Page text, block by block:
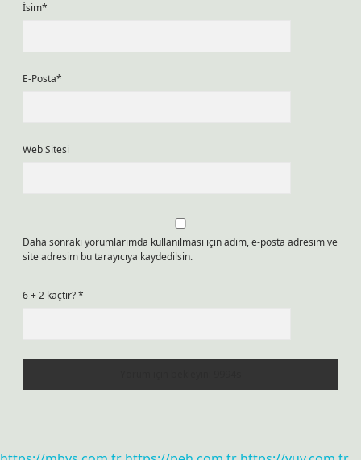
İsim*
E-Posta*
Web Sitesi
Daha sonraki yorumlarımda kullanılması için adım, e-posta adresim ve
site adresim bu tarayıcıya kaydedilsin.
6 + 2 kaçtır?*